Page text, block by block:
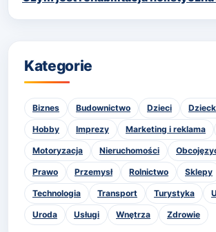
Kategorie
Biznes Budownictwo Dzieci
Hobby Imprezy Marketing i reklama
Motoryzacja Nieruchomości
Prawo Przemysł Rolnictwo Sklepy
Technologia Transport Turystyka
Uroda Usługi Wnętrza Zdrowie